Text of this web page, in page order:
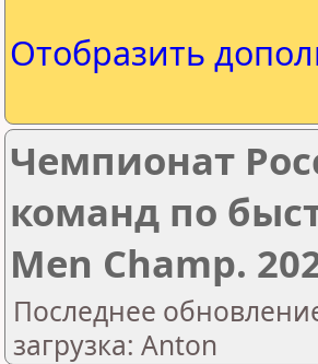
Отобразить
Чемпионат
команд по
Men Champ.
Последнее
загрузка: Anton